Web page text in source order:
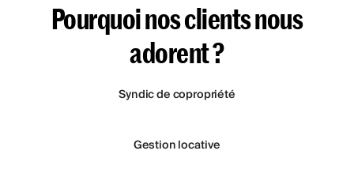
Pourquoi nos clients nous
adorent ?
Syndic de copropriété
Gestion locative